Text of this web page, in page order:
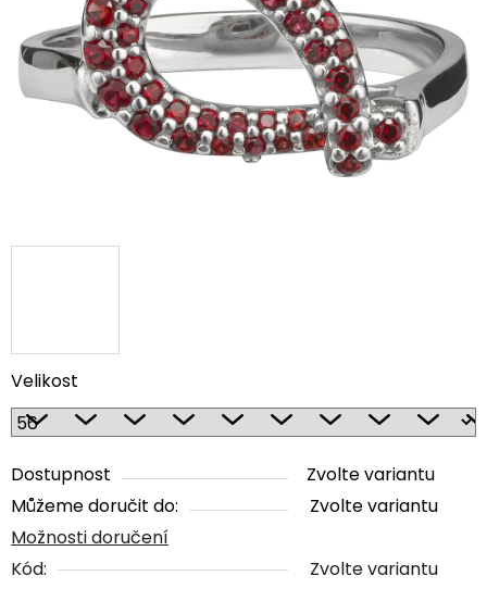
Velikost
Dostupnost
Zvolte variantu
Můžeme doručit do:
Zvolte variantu
Možnosti doručení
Kód:
Zvolte variantu
hvězdiček.